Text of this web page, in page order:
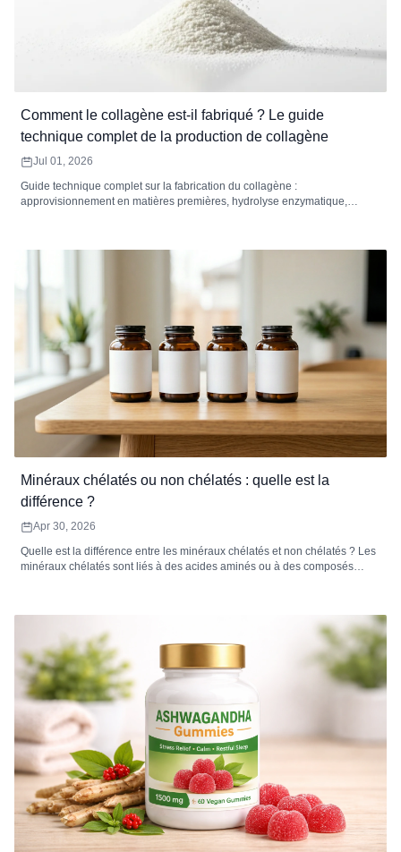
Comment le collagène est-il fabriqué ? Le guide
technique complet de la production de collagène
Jul 01, 2026
Guide technique complet sur la fabrication du collagène :
approvisionnement en matières premières, hydrolyse enzymatique,
Minéraux chélatés ou non chélatés : quelle est la
différence ?
Apr 30, 2026
Quelle est la différence entre les minéraux chélatés et non chélatés ? Les
minéraux chélatés sont liés à des acides aminés ou à des composés